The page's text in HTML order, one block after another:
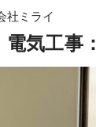
社ミライ
気工事：